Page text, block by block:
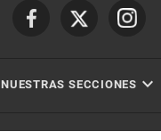
NUESTRAS SECCIONES